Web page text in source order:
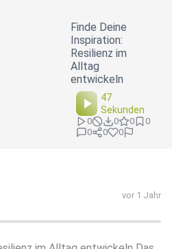
Finde Deine
Inspiration:
Resilienz im
Alltag
entwickeln
47
Sekunden
0 0 0
0
0
0 0
vor 1 Jahr